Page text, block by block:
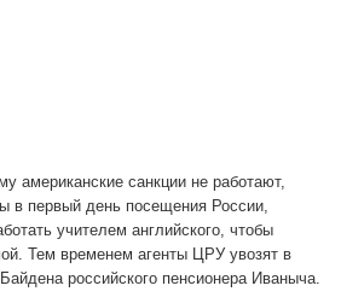
американские санкции не работают,
в первый день посещения России,
учителем английского, чтобы
Тем временем агенты ЦРУ увозят в
российского пенсионера Иваныча.